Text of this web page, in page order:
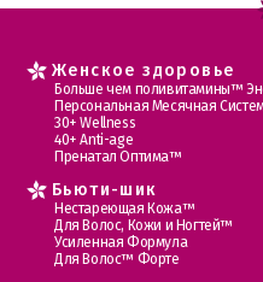
Женское здоровье
Больше чем поливитамины™
Персональная Месячная
30+ Wellness
40+ Anti-age
Пренатал Оптима™
Бьюти-шик
Нестареющая Кожа™
Для Волос, Кожи и Ногтей™
Усиленная Формула
Для Волос™ Форте